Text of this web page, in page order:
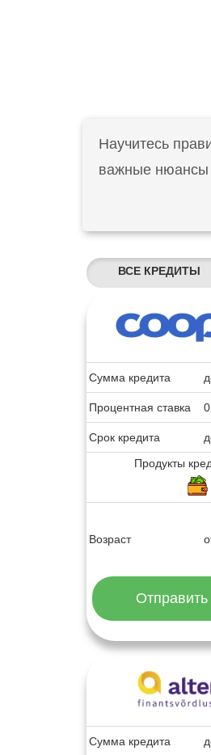
Научитесь
важные нюансы
ВСЕ КРЕДИТЫ
Сумма кредита
Процентная ставка
Срок кредита
Продукты
Возраст
Отправить
Сумма кредита